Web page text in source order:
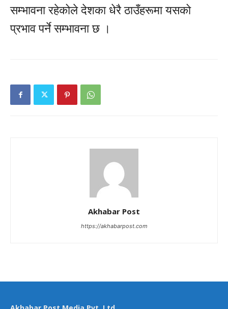
सम्भावना रहेकोले देशका धेरै ठाउँहरूमा यसको
प्रभाव पर्ने सम्भावना छ ।
Akhabar Post
https://akhabarpost.com